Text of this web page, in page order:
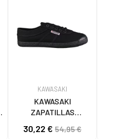
KAWASAKI
KAWASAKI
ZAPATILLAS
CANVAS K192495
30,22 € 54,95 €